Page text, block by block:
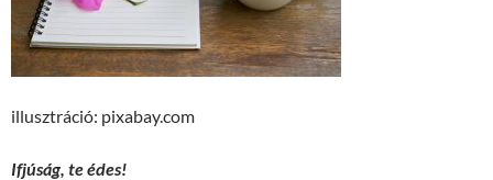
illusztráció: pixabay.com
Ifjúság, te édes!